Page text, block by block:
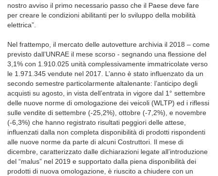
nostro avviso il primo necessario passo che il Paese deve fare
per creare le condizioni abilitanti per lo sviluppo della mobilità
elettrica”.
Nel frattempo, il mercato delle autovetture archivia il 2018 – come
previsto dall’UNRAE il mese scorso - segnando una flessione del
3,1% con 1.910.025 unità complessivamente immatricolate verso
le 1.971.345 vendute nel 2017. L’anno è stato influenzato da un
secondo semestre particolarmente altalenante: l’anticipo degli
acquisti su agosto, in vista dell’entrata in vigore dal 1° settembre
delle nuove norme di omologazione dei veicoli (WLTP) ed i riflessi
sulle vendite di settembre (-25,2%), ottobre (-7,2%), e novembre
(-6,3%) che hanno registrato risultati peggiori delle attese,
influenzati dalla non completa disponibilità di prodotti rispondenti
alle nuove norme da parte di alcuni Costruttori. Il mese di
dicembre, caratterizzato dalle dichiarazioni legate all’introduzione
del “malus” nel 2019 e supportato dalla piena disponibilità dei
prodotti di nuova omologazione, è riuscito a chiudere con un